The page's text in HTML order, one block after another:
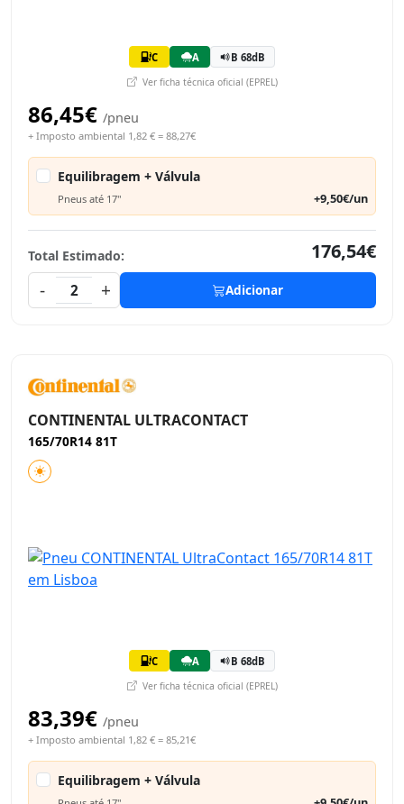
C A B 68dB
Ver ficha técnica oficial (EPREL)
86,45€ /pneu
+ Imposto ambiental 1,82 € = 88,27€
Equilibragem + Válvula
Pneus até 17" +9,50€/un
Total Estimado:
176,54€
-
2 + Adicionar
CONTINENTAL ULTRACONTACT
165/70R14 81T
C A B 68dB
Ver ficha técnica oficial (EPREL)
83,39€ /pneu
+ Imposto ambiental 1,82 € = 85,21€
Equilibragem + Válvula